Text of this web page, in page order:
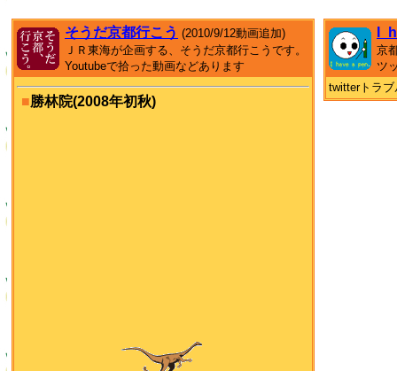
そうだ京都行こう (2010/9/12動画追加)
ＪＲ東海が企画する、そうだ京都行こうです。
Youtubeで拾った動画などあります
■勝林院(2008年初秋)
京
ツ
twitterトラ